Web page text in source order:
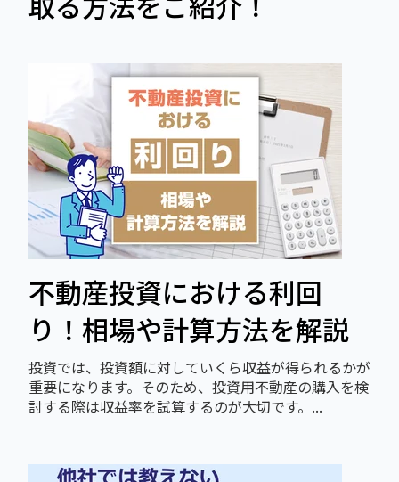
不動産投資における利回
り！相場や計算方法を解説
投資では、投資額に対していくら収益が得られるかが
重要になります。そのため、投資用不動産の購入を検
討する際は収益率を試算するのが大切です。...